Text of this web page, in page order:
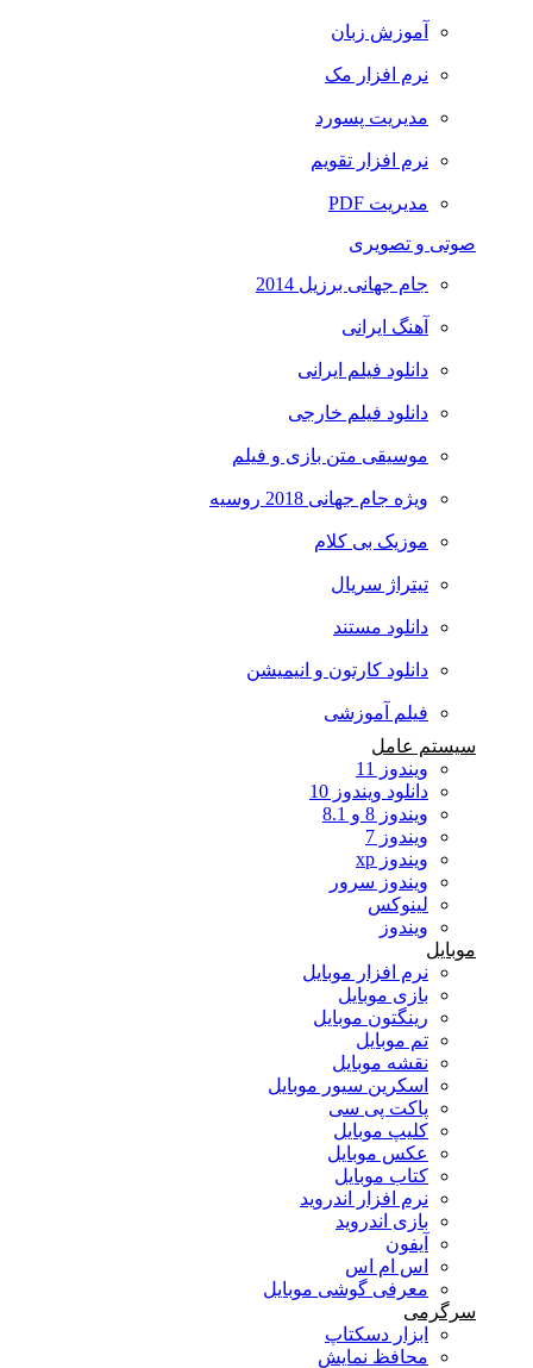
آموزش زبان
نرم افزار مک
مدیریت پسورد
نرم افزار تقویم
مدیریت PDF
صوتی و تصویری
جام جهانی برزیل 2014
آهنگ ایرانی
دانلود فیلم ایرانی
دانلود فیلم خارجی
موسیقی متن بازی و فیلم
ویژه جام جهانی 2018 روسیه
موزیک بی کلام
تیتراژ سریال
دانلود مستند
دانلود کارتون و انیمیشن
فیلم آموزشی
سیستم عامل
ویندوز 11
دانلود ویندوز 10
ویندوز 8 و 8.1
ویندوز 7
ویندوز xp
ویندوز سرور
لینوکس
ویندوز
موبایل
نرم افزار موبایل
بازی موبایل
رینگتون موبایل
تم موبایل
نقشه موبایل
اسکرین سیور موبایل
پاکت پی سی
کلیپ موبایل
عکس موبایل
کتاب موبایل
نرم افزار اندروید
بازی اندروید
آیفون
اس ام اس
معرفی گوشی موبایل
سرگرمی
ابزار دسکتاپ
محافظ نمایش